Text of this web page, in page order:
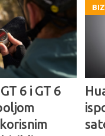
6 i GT 6